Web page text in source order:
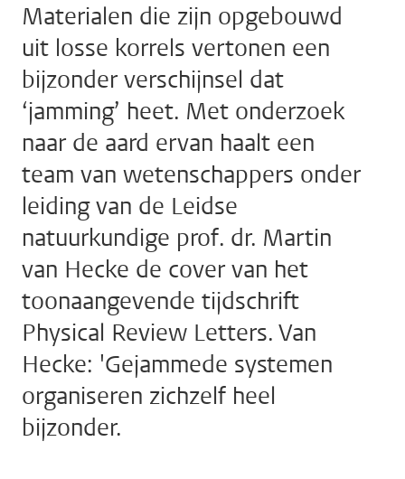
Materialen die zijn opgebouwd
uit losse korrels vertonen een
bijzonder verschijnsel dat
‘jamming’ heet. Met onderzoek
naar de aard ervan haalt een
team van wetenschappers onder
leiding van de Leidse
natuurkundige prof. dr. Martin
van Hecke de cover van het
toonaangevende tijdschrift
Physical Review Letters. Van
Hecke: 'Gejammede systemen
organiseren zichzelf heel
bijzonder.